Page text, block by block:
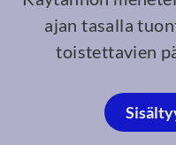
ajan tasalla
toistettavien